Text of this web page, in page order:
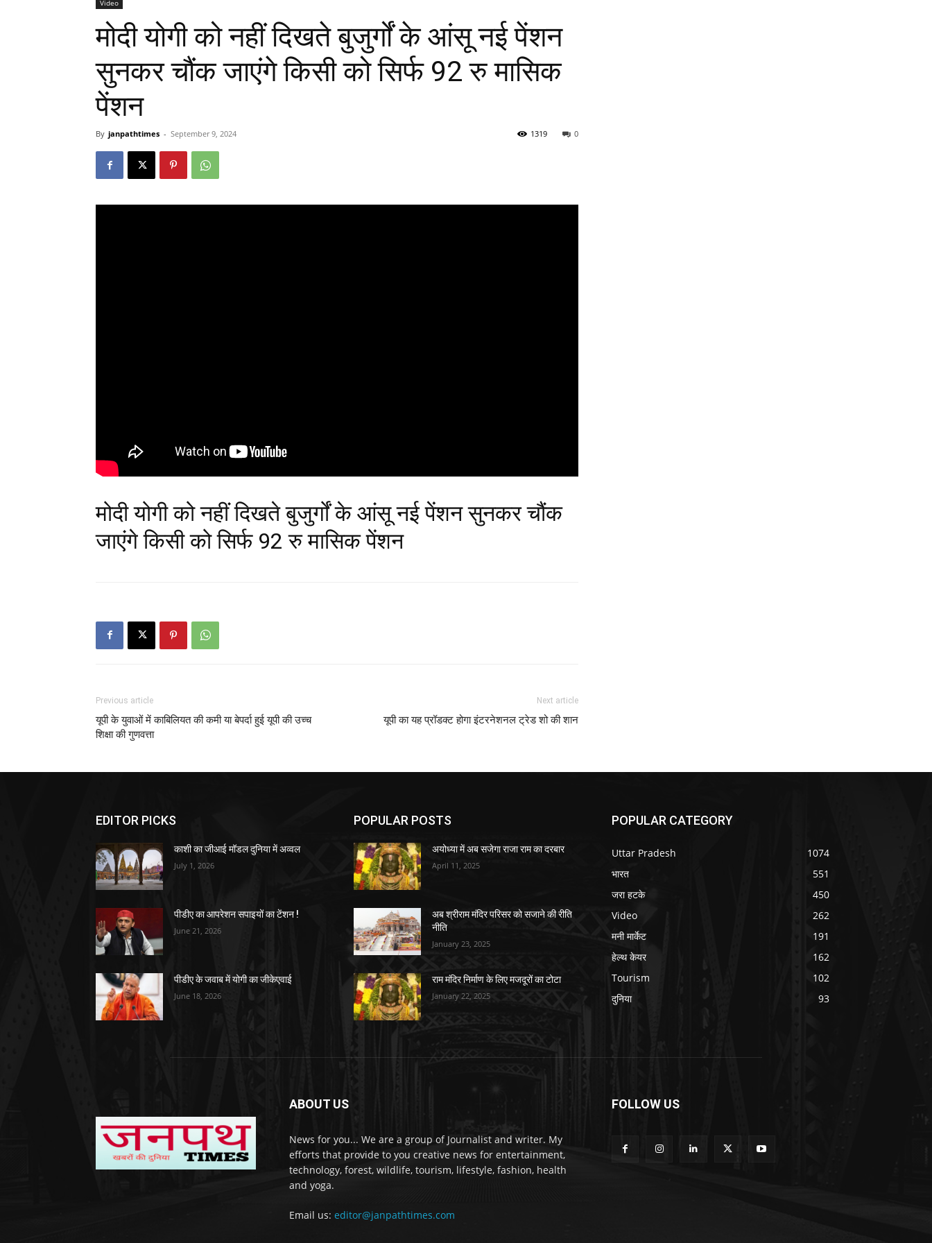
Video
मोदी योगी को नहीं दिखते बुजुर्गों के आंसू नई पेंशन
सुनकर चौंक जाएंगे किसी को सिर्फ 92 रु मासिक
पेंशन
By janpathtimes - September 9, 2024 0
1319
मोदी योगी को नहीं दिखते बुजुर्गों के आंसू नई पेंशन सुनकर चौंक
जाएंगे किसी को सिर्फ 92 रु मासिक पेंशन
Previous article
यूपी के युवाओं में काबिलियत की कमी या बेपर्दा हुई यूपी की उच्च
शिक्षा की गुणवत्ता
Next article
यूपी का यह प्रॉडक्ट होगा इंटरनेशनल ट्रेड शो की शान
EDITOR PICKS
काशी का जीआई मॉडल दुनिया में अव्वल
July 1, 2026
पीडीए का आपरेशन सपाइयों का टेंशन !
June 21, 2026
पीडीए के जवाब में योगी का जीकेएवाई
June 18, 2026
POPULAR POSTS
अयोध्या में अब सजेगा राजा राम का दरबार
April 11, 2025
अब श्रीराम मंदिर परिसर को सजाने की रीति
नीति
January 23, 2025
राम मंदिर निर्माण के लिए मजदूरों का टोटा
January 22, 2025
POPULAR CATEGORY
Uttar Pradesh
1074
भारत
551
जरा हटके
450
Video
262
मनी मार्केट
191
हेल्थ केयर
162
Tourism
102
दुनिया
93
ABOUT US
News for you... We are a group of Journalist and writer. My
efforts that provide to you creative news for entertainment,
technology, forest, wildlife, tourism, lifestyle, fashion, health
and yoga.
Email us: editor@janpathtimes.com
FOLLOW US